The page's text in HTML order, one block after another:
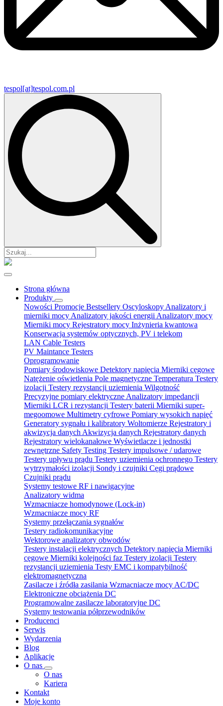
tespol[at]tespol.com.pl
Search
Strona główna
Produkty
Nowości Promocje Bestsellery Oscyloskopy Analizatory i
mierniki mocy Analizatory jakości energii Analizatory mocy
Mierniki mocy Rejestratory mocy Inżynieria kwantowa
Konserwacja systemów optycznych, PV i telekom
LAN Cable Testers
PV Maintance Testers
Oprogramowanie
Pomiary środowiskowe Detektory napięcia Mierniki cęgowe
Natężenie oświetlenia Pole magnetyczne Temperatura Testery
izolacji Testery rezystancji uziemienia Wilgotność
Precyzyjne pomiary elektryczne Analizatory impedancji
Mierniki LCR i rezystancji Testery baterii Mierniki super-
megoomowe Multimetry cyfrowe Pomiary wysokich napięć
Generatory sygnału i kalibratory Woltomierze Rejestratory i
akwizycja danych Akwizycja danych Rejestratory danych
Rejestratory wielokanałowe Wyświetlacze i jednostki
zewnętrzne Safety Testing Testery impulsowe / udarowe
Testery upływu prądu Testery uziemienia ochronnego Testery
wytrzymałości izolacji Sondy i czujniki Cęgi prądowe
Czujniki prądu
Systemy testowe RF i nawigacyjne
Analizatory widma
Wzmacniacze homodynowe (Lock‑in)
Wzmacniacze mocy RF
Systemy przełączania sygnałów
Testery radiokomunikacyjne
Wektorowe analizatory obwodów
Testery instalacji elektrycznych Detektory napięcia Mierniki
cęgowe Mierniki kolejności faz Testery izolacji Testery
rezystancji uziemienia Testy EMC i kompatybilność
elektromagnetyczna
Zasilacze i źródła zasilania Wzmacniacze mocy AC/DC
Elektroniczne obciążenia DC
Programowalne zasilacze laboratoryjne DC
Systemy testowania półprzewodników
Producenci
Serwis
Wydarzenia
Blog
Aplikacje
O nas
O nas
Kariera
Kontakt
Moje konto